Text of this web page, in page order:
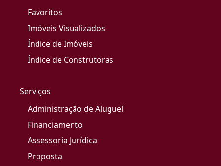
Favoritos
Imóveis Visualizados
Índice de Imóveis
Índice de Construtoras
Serviços
Administração de Aluguel
Financiamento
Assessoria Jurídica
Proposta